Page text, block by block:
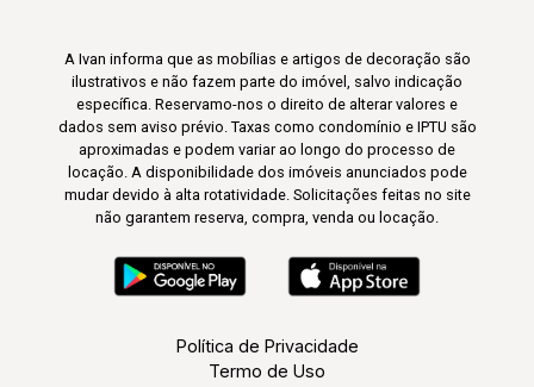
A Ivan informa que as mobílias e artigos de decoração são
ilustrativos e não fazem parte do imóvel, salvo indicação
específica. Reservamo-nos o direito de alterar valores e
dados sem aviso prévio. Taxas como condomínio e IPTU são
aproximadas e podem variar ao longo do processo de
locação. A disponibilidade dos imóveis anunciados pode
mudar devido à alta rotatividade. Solicitações feitas no site
não garantem reserva, compra, venda ou locação.
Política de Privacidade
Termo de Uso